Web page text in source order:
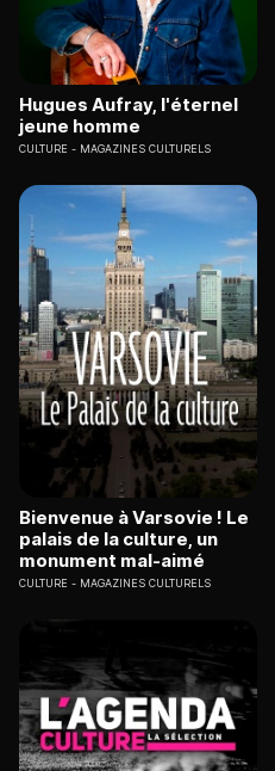
Hugues Aufray, l'éternel
jeune homme
CULTURE MAGAZINES CULTURELS
Bienvenue à Varsovie ! Le
palais de la culture, un
monument mal-aimé
CULTURE MAGAZINES CULTURELS